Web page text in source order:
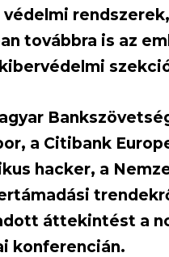
védelmi
továbbra is az
a Citibank
hacker, a
áttekintést a
konferencián.